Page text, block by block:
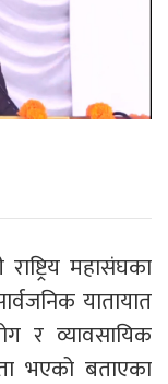
महासंघका
यातायात
र व्यावसायिक
भएको बताएका